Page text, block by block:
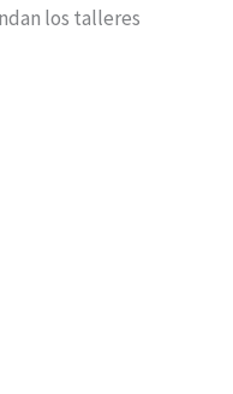
los talleres